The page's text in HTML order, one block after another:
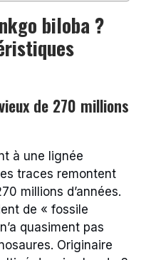
biloba ?
de 270 millions
à une lignée
traces remontent
millions d’années.
de « fossile
quasiment pas
Originaire